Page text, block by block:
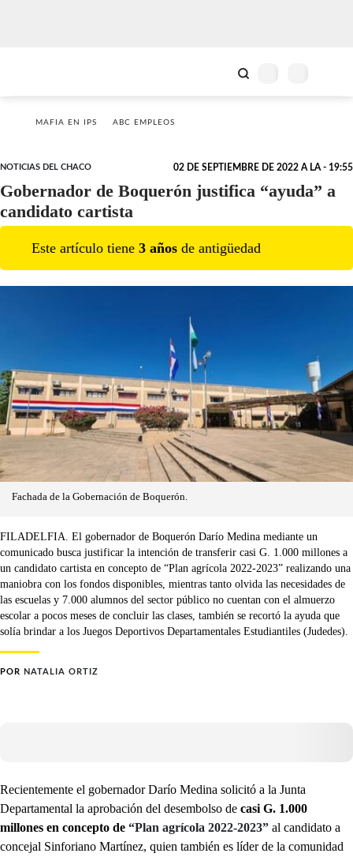
MAFIA EN IPS ABC EMPLEOS
NOTICIAS DEL CHACO 02 DE SEPTIEMBRE DE 2022 A LA - 19:55
Gobernador de Boquerón justifica “ayuda” a
candidato cartista
Este artículo tiene 3 años de antigüedad
Fachada de la Gobernación de Boquerón.
FILADELFIA. El gobernador de Boquerón Darío Medina mediante un
comunicado busca justificar la intención de transferir casi G. 1.000 millones a
un candidato cartista en concepto de “Plan agrícola 2022-2023” realizando una
maniobra con los fondos disponibles, mientras tanto olvida las necesidades de
las escuelas y 7.000 alumnos del sector público no cuentan con el almuerzo
escolar a pocos meses de concluir las clases, también se recortó la ayuda que
solía brindar a los Juegos Deportivos Departamentales Estudiantiles (Judedes).
POR NATALIA ORTIZ
Recientemente el gobernador Darío Medina solicitó a la Junta
Departamental la aprobación del desembolso de casi G. 1.000
millones en concepto de “Plan agrícola 2022-2023” al candidato a
concejal Sinforiano Martínez, quien también es líder de la comunidad